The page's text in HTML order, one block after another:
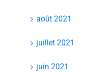
août 2021
juillet 2021
juin 2021